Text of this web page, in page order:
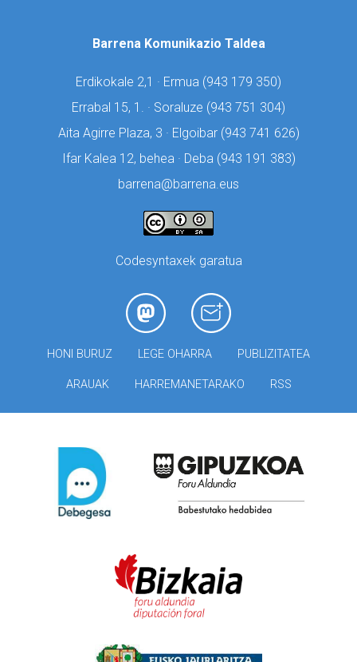
Barrena Komunikazio Taldea
Erdikokale 2,1 · Ermua (943 179 350)
Errabal 15, 1. · Soraluze (943 751 304)
Aita Agirre Plaza, 3 · Elgoibar (943 741 626)
Ifar Kalea 12, behea · Deba (943 191 383)
barrena@barrena.eus
Codesyntaxek garatua
HONI BURUZ LEGE OHARRA PUBLIZITATEA
ARAUAK HARREMANETARAKO RSS